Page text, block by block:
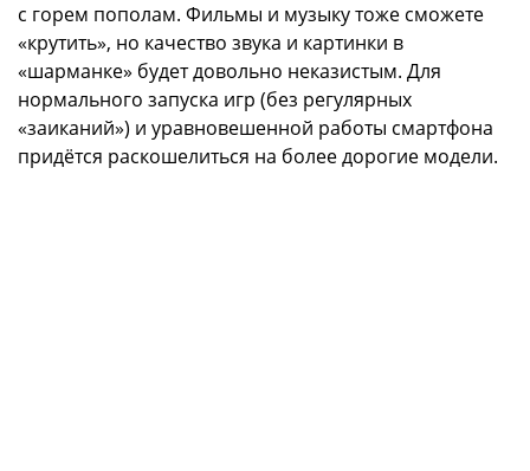
с горем пополам. Фильмы и музыку тоже сможете
«крутить», но качество звука и картинки в
«шарманке» будет довольно неказистым. Для
нормального запуска игр (без регулярных
«заиканий») и уравновешенной работы смартфона
придётся раскошелиться на более дорогие модели.